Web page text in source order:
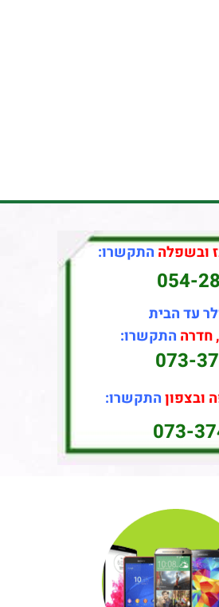
ובשפלה התקשרו:
054-
עד הבית
חדרה התקשרו:
073-
ובצפוןהתקשרו:
073-